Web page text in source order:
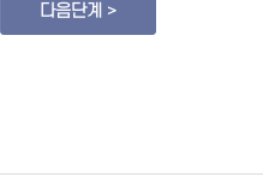
다음단계 >